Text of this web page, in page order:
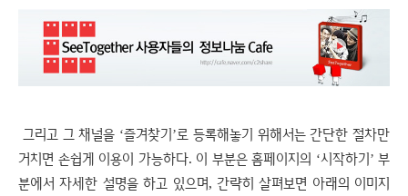
그리고 그 채널을 ‘즐겨찾기’로 등록해놓기 위해서는 간단한 절차만
거치면 손쉽게 이용이 가능하다. 이 부분은 홈페이지의 ‘시작하기’ 부
분에서 자세한 설명을 하고 있으며, 간략히 살펴보면 아래의 이미지